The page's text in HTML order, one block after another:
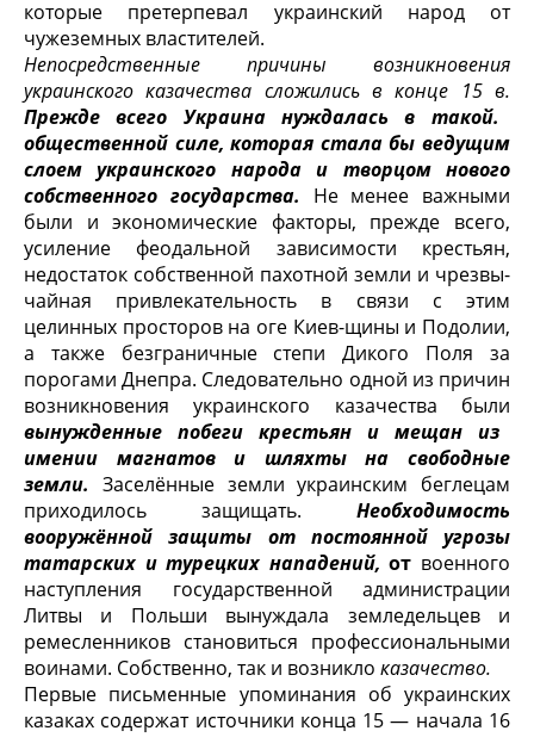
которые претерпевал украинский народ от
чужеземных властителей.
Непосредственные причины возникновения
украинского казачества сложились в конце 15 в.
Прежде всего Украина нуждалась в такой.
общественной силе, которая стала бы ведущим
слоем украинского народа и творцом нового
собственного государства. Не менее важ­ными
были и экономические факторы, прежде всего,
усиление феодальной зависимости крестьян,
недостаток собственной пахотной земли и чрезвы­
чайная привлекательность в связи с этим
целинных просторов на оге Киев-щины и Подолии,
а также безграничные степи Дикого Поля за
порогами Днепра. Следовательно одной из причин
возникновения украинского каза­чества были
вынужденные побеги крестьян и мещан из
имении маг­натов и шляхты на свободные
земли. Заселённые земли украинским беглецам
приходилось защищать.
Необходимость
вооружённой защи­ты от постоянной угрозы
татарских и турецких нападений, от военного
наступления государственной администрации
Литвы и Польши вы­нуждала земледельцев и
ремесленников становиться профессиональными
воинами. Собственно, так и возникло казачество.
Первые письменные упоминания об украинских
казаках содержат источ­ники конца 15 — начала 16